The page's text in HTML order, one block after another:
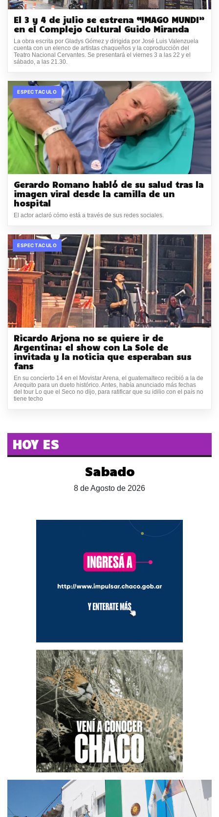
El 3 y 4 de julio se estrena “IMAGO MUNDI”
en el Complejo Cultural Guido Miranda
La obra escrita por Gladys Gómez y dirigida por José Luis Valenzuela
cuenta con un elenco de artistas chaqueños y la coproducción del
Teatro Nacional Cervantes. Se presentará el viernes 3 a las 22 y el
sábado, a las 21.30.
ESPECTACULO
Gerardo Romano habló de su salud tras la
imagen viral desde la camilla de un
hospital
El actor aclaró cómo está a través de sus redes sociales.
ESPECTACULO
Ricardo Arjona no se quiere ir de
Argentina: el show con La Sole de
invitada y la noticia que esperaban sus
fans
En su concierto 14 en el Movistar Arena, el guatemalteco recibió a la de
Arequito para un dueto histórico. Antes, había anunciado más fechas
del tour Lo que el Seco no dijo, para ratificar que su idilio con el país no
tiene techo
HOY ES
Sabado
8 de Agosto de 2026